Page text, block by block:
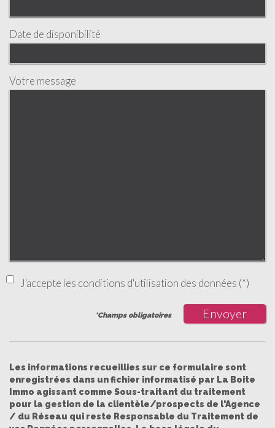
Date de disponibilité
Votre message
J'accepte les conditions d'utilisation des données (*)
Envoyer
*Champs obligatoires
Les informations recueillies sur ce formulaire sont
enregistrées dans un fichier informatisé par La Boite
Immo agissant comme Sous-traitant du traitement
pour la gestion de la clientèle/prospects de l'Agence
/ du Réseau qui reste Responsable du Traitement de